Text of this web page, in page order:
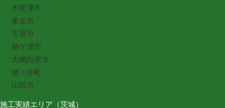
木更津市
東金市
市原市
袖ケ浦市
大網白里市
酒々井町
山武市
施工実績エリア（茨城）